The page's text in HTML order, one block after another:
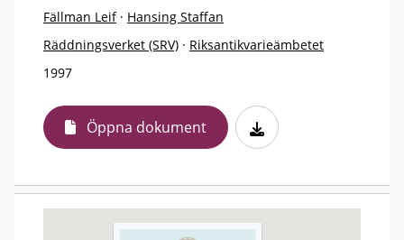
Fällman Leif · Hansing Staffan
Räddningsverket (SRV) · Riksantikvarieämbetet
1997
Öppna dokument